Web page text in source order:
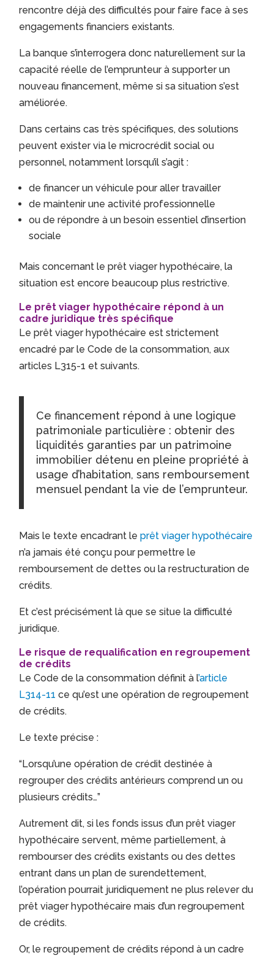
rencontre déjà des difficultés pour faire face à ses
engagements financiers existants.
La banque s’interrogera donc naturellement sur la
capacité réelle de l’emprunteur à supporter un
nouveau financement, même si sa situation s’est
améliorée.
Dans certains cas très spécifiques, des solutions
peuvent exister via le microcrédit social ou
personnel, notamment lorsqu’il s’agit :
de financer un véhicule pour aller travailler
de maintenir une activité professionnelle
ou de répondre à un besoin essentiel d’insertion
sociale
Mais concernant le prêt viager hypothécaire, la
situation est encore beaucoup plus restrictive.
Le prêt viager hypothécaire répond à un
cadre juridique très spécifique
Le prêt viager hypothécaire est strictement
encadré par leCode de la consommation, aux
articles L315-1 et suivants.
Ce financement répond à une logique
patrimoniale particulière : obtenir des
liquidités garanties par un patrimoine
immobilier détenu en pleine propriété à
usage d’habitation, sans remboursement
mensuel pendant la vie de l’emprunteur.
Mais le texte encadrant leprêt viager hypothécaire
n’a jamais été conçu pour permettre le
remboursement de dettes ou la restructuration de
crédits.
Et c’est précisément là que se situe la difficulté
juridique.
Le risque de requalification en regroupement
de crédits
LeCode de la consommation définit à l’article
L314-11 ce qu’est une opération de regroupement
de crédits.
Le texte précise :
“Lorsqu’une opération de crédit destinée à
regrouper des crédits antérieurs comprend un ou
plusieurs crédits…”
Autrement dit, si les fonds issus d’un prêt viager
hypothécaire servent, même partiellement, à
rembourser des crédits existants ou des dettes
entrant dans un plan de surendettement,
l’opération pourrait juridiquement ne plus relever du
prêt viager hypothécaire mais d’un regroupement
de crédits.
Or, le regroupement de crédits répond à un cadre